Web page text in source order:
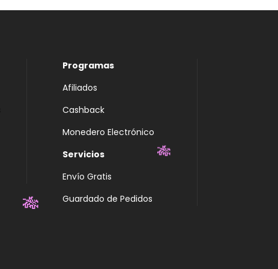
Programas
Afiliados
Cashback
Monedero Electrónico
Servicios
Envío Gratis
Guardado de Pedidos